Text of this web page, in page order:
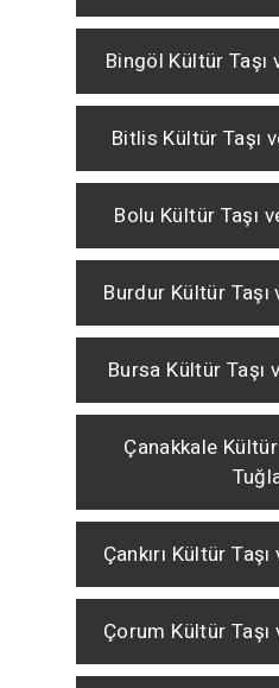
Bingöl Kültür Taşı
Bitlis Kültür Taşı
Bolu Kültür Taşı
Burdur Kültür Taşı
Bursa Kültür Taşı
Çanakkale
Çankırı Kültür
Çorum Kültür Taşı